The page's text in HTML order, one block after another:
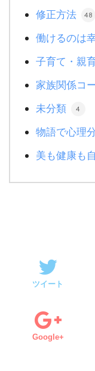
修正方法 48
働けるのは
子育て・親
家族関係コ
未分類 4
物語で心理
美も健康も
ツイート
Google+